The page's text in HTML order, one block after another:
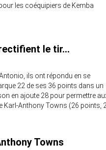
les coéquipiers de Kemba
le tir…
ils ont répondu en se
22 de ses 36 points dans un
en ajoute 28 pour permettre
Karl-Anthony Towns (26 points,
Towns